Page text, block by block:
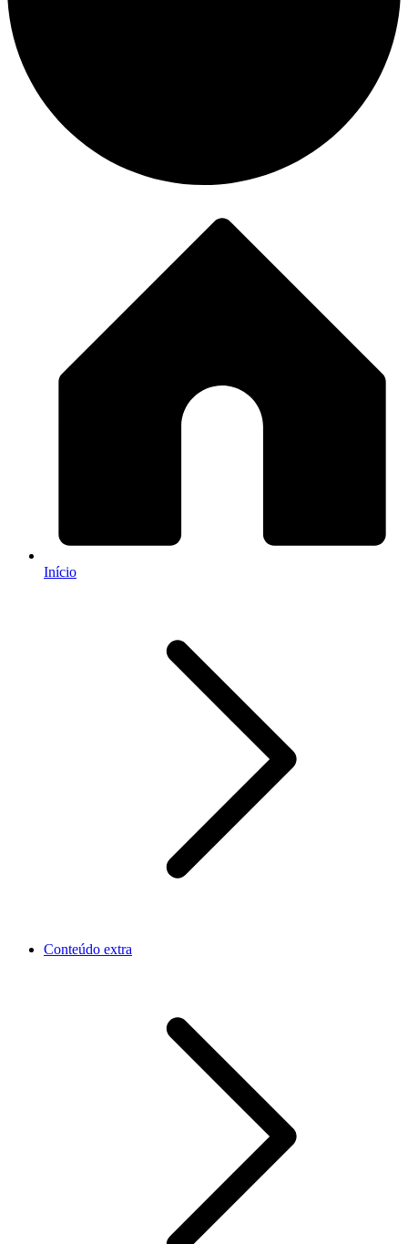
Início
Conteúdo extra